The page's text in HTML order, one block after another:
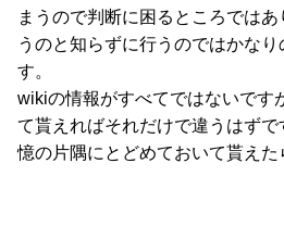
まうので判断に困るところでは
うのと知らずに行うのではかな
す。
wikiの情報がすべてではないです
て貰えればそれだけで違うはず
憶の片隅にとどめておいて貰えた